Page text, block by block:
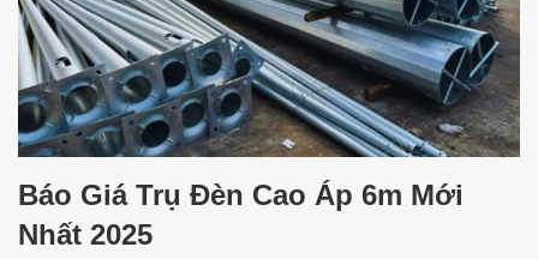
Báo Giá Trụ Đèn Cao Áp 6m Mới
Nhất 2025